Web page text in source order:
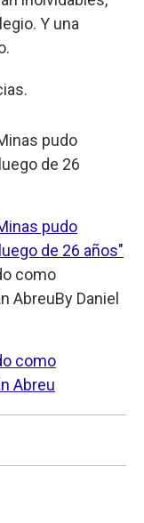
Y una
pudo
de 26
pudo
de 26 años"
como
AbreuBy Daniel
como
Abreu